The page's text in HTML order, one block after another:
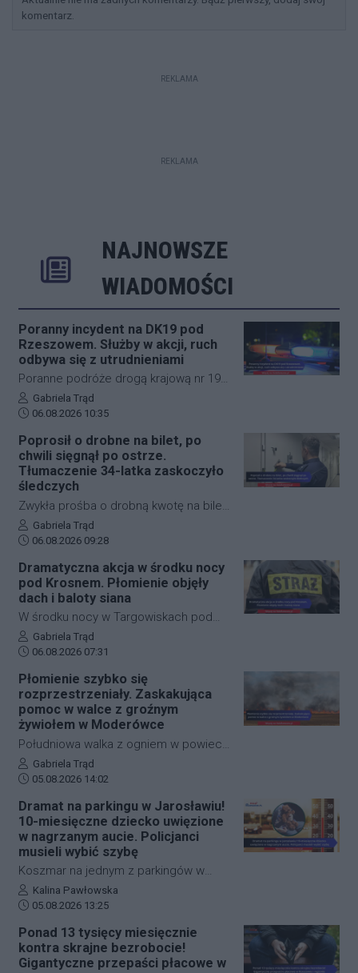
komentarz.
REKLAMA
REKLAMA
NAJNOWSZE
WIADOMOŚCI
Poranny incydent na DK19 pod
Rzeszowem. Służby w akcji, ruch
odbywa się z utrudnieniami
Poranne podróże drogą krajową nr 19
w okolicach Rzeszowa zostały nagle
zakłócone przez niebezpieczne
zdarzenie drogowe. W miejscowości
Boguchwała doszło do zderzenia
samochodu osobowego z rowerzystą.
Na miejscu pracują służby ratunkowe, a
policja prowadzi czynności
wyjaśniające i dba o zachowanie
płynności przejazdu.
Autor artykułu:
Gabriela Trąd
Data dodania artykułu:
06.08.2026 10:35
Poprosił o drobne na bilet, po
chwili sięgnął po ostrze.
Tłumaczenie 34-latka zaskoczyło
śledczych
Zwykła prośba o drobną kwotę na bilet
w ułamku sekundy przerodziła się w
groźną sytuację. Na ulicy Okulickiego w
Stalowej Woli doszło do zdarzenia,
które znajdzie swój finał w sądzie.
Mężczyzna, który wymachiwał wobec
przechodnia scyzorykiem, po
zatrzymaniu przez policję przekonywał,
że cała sytuacja była jedynie
jednak na ten temat zupełnie inne
zdanie.
Autor artykułu:
Gabriela Trąd
Data dodania artykułu:
06.08.2026 09:28
Dramatyczna akcja w środku nocy
pod Krosnem. Płomienie objęły
dach i baloty siana
W środku nocy w Targowiskach pod
Krosnem doszło do groźnego pożaru
na terenie stadniny koni. Ogień z
palących się balotów siana przeniósł
się na budynek, w którym znajdowały
się dziesiątki zwierząt. Dzięki
błyskawicznej i zdecydowanej akcji
strażaków udało się opanować sytuację
i zapobiec najgorszemu.
Autor artykułu:
Gabriela Trąd
Data dodania artykułu:
06.08.2026 07:31
Płomienie szybko się
rozprzestrzeniały. Zaskakująca
pomoc w walce z groźnym
żywiołem w Moderówce
Południowa walka z ogniem w powiecie
krośnieńskim wymagała
natychmiastowej interwencji służb
Moderówka doszło do rozległego
pożaru ścierniska, który ze względu na
panujące warunki zaczął się
gwałtownie rozprzestrzeniać. W akcji
gaśniczej wzięło udział aż siedem
zastępów straży pożarnej, a
okazał się manewr wykonany przez
jednego z miejscowych rolników.
Autor artykułu:
Gabriela Trąd
Data dodania artykułu:
05.08.2026 14:02
Dramat na parkingu w Jarosławiu!
10-miesięczne dziecko uwięzione
w nagrzanym aucie. Policjanci
musieli wybić szybę
Koszmar na jednym z parkingów w
Jarosławiu. Młoda matka przypadkowo
zatrzasnęła kluczyki w samochodzie, w
miesięczne dziecko. Wskutek upału
temperatura w pojeździe rosła z minuty
Autor artykułu:
Kalina Pawłowska
Data dodania artykułu:
05.08.2026 13:25
Ponad 13 tysięcy miesięcznie
kontra skrajne bezrobocie!
Gigantyczne przepaści płacowe w